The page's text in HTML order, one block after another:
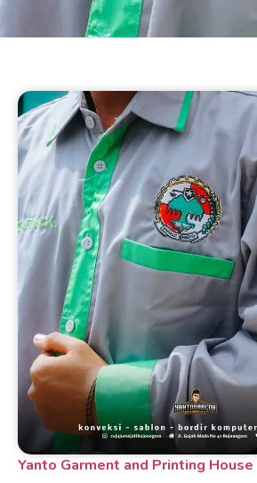
Yanto Garment and Printing House